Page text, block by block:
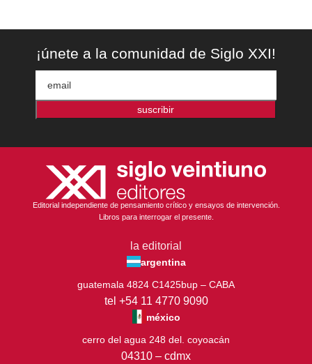
¡únete a la comunidad de Siglo XXI!
suscribir
Editorial independiente de pensamiento crítico y ensayos de intervención.
Libros para interrogar el presente.
la editorial
argentina
guatemala 4824 C1425bup – CABA
tel +54 11 4770 9090
méxico
cerro del agua 248 del. coyoacán
04310 – cdmx